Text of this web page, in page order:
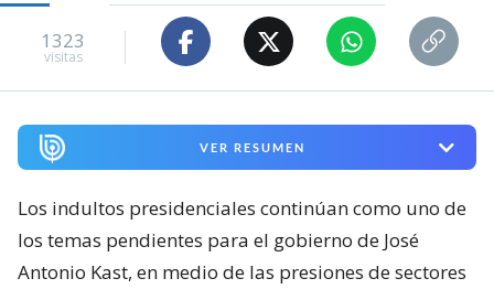
1323
visitas
VER RESUMEN
Los indultos presidenciales continúan como uno de
los temas pendientes para el gobierno de José
Antonio Kast, en medio de las presiones de sectores